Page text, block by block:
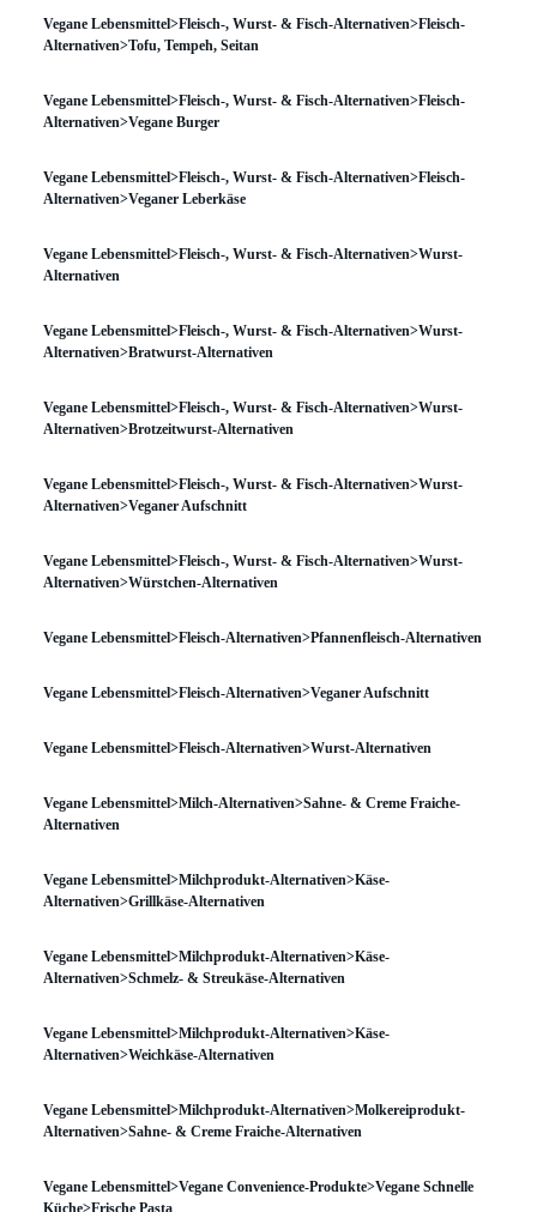
Vegane Lebensmittel>Fleisch-, Wurst- & Fisch-Alternativen>Fleisch-
Alternativen>Tofu, Tempeh, Seitan
Vegane Lebensmittel>Fleisch-, Wurst- & Fisch-Alternativen>Fleisch-
Alternativen>Vegane Burger
Vegane Lebensmittel>Fleisch-, Wurst- & Fisch-Alternativen>Fleisch-
Alternativen>Veganer Leberkäse
Vegane Lebensmittel>Fleisch-, Wurst- & Fisch-Alternativen>Wurst-
Alternativen
Vegane Lebensmittel>Fleisch-, Wurst- & Fisch-Alternativen>Wurst-
Alternativen>Bratwurst-Alternativen
Vegane Lebensmittel>Fleisch-, Wurst- & Fisch-Alternativen>Wurst-
Alternativen>Brotzeitwurst-Alternativen
Vegane Lebensmittel>Fleisch-, Wurst- & Fisch-Alternativen>Wurst-
Alternativen>Veganer Aufschnitt
Vegane Lebensmittel>Fleisch-, Wurst- & Fisch-Alternativen>Wurst-
Alternativen>Würstchen-Alternativen
Vegane Lebensmittel>Fleisch-Alternativen>Pfannenfleisch-Alternativen
Vegane Lebensmittel>Fleisch-Alternativen>Veganer Aufschnitt
Vegane Lebensmittel>Fleisch-Alternativen>Wurst-Alternativen
Vegane Lebensmittel>Milch-Alternativen>Sahne- & Creme Fraiche-
Alternativen
Vegane Lebensmittel>Milchprodukt-Alternativen>Käse-
Alternativen>Grillkäse-Alternativen
Vegane Lebensmittel>Milchprodukt-Alternativen>Käse-
Alternativen>Schmelz- & Streukäse-Alternativen
Vegane Lebensmittel>Milchprodukt-Alternativen>Käse-
Alternativen>Weichkäse-Alternativen
Vegane Lebensmittel>Milchprodukt-Alternativen>Molkereiprodukt-
Alternativen>Sahne- & Creme Fraiche-Alternativen
Vegane Lebensmittel>Vegane Convenience-Produkte>Vegane Schnelle
Küche>Frische Pasta